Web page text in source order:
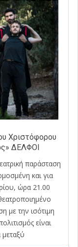
Χριστόφορου
ΔΕΛΦΟΙ
παράσταση
και για
ώρα 21.00
με την ισότιμη
είναι
μεταξύ